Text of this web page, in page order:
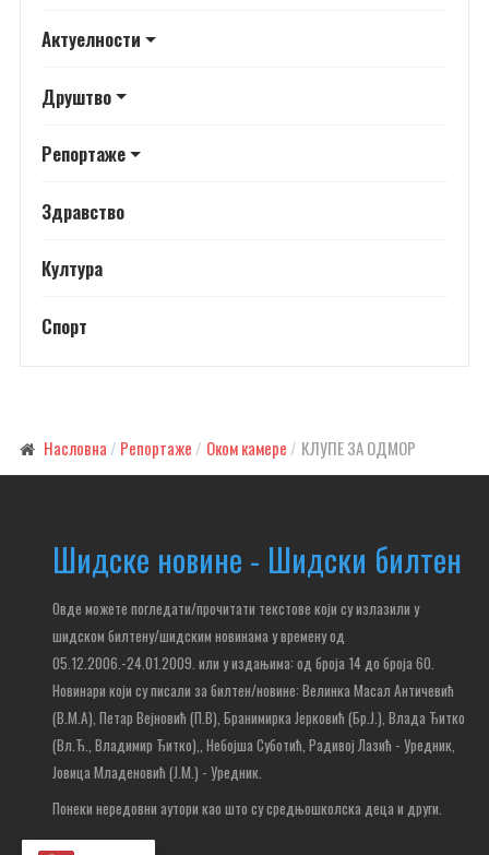
Актуелности
Друштво
Репортаже
Здравство
Култура
Спорт
Насловна Репортаже Оком камере КЛУПЕ ЗА ОДМОР
Шидске новине - Шидски билтен
Овде можете погледати/прочитати текстове који су излазили у
шидском билтену/шидским новинама у времену од
05.12.2006.-24.01.2009. или у издањима: од броја 14 до броја 60.
Новинари који су писали за билтен/новине: Велинка Масал Античевић
(В.М.А), Петар Вејновић (П.В), Бранимирка Јерковић (Бр.Ј.), Влада Ђитко
(Вл.Ђ., Владимир Ђитко),, Небојша Суботић, Радивој Лазић - Уредник,
Јовица Младеновић (Ј.М.) - Уредник.
Понеки нередовни аутори као што су средњошколска деца и други.